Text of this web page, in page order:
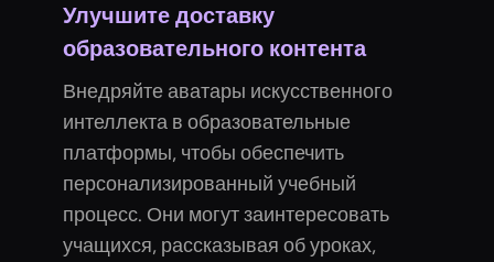
Улучшите доставку
образовательного контента
Внедряйте аватары искусственного
интеллекта в образовательные
платформы, чтобы обеспечить
персонализированный учебный
процесс. Они могут заинтересовать
учащихся, рассказывая об уроках,